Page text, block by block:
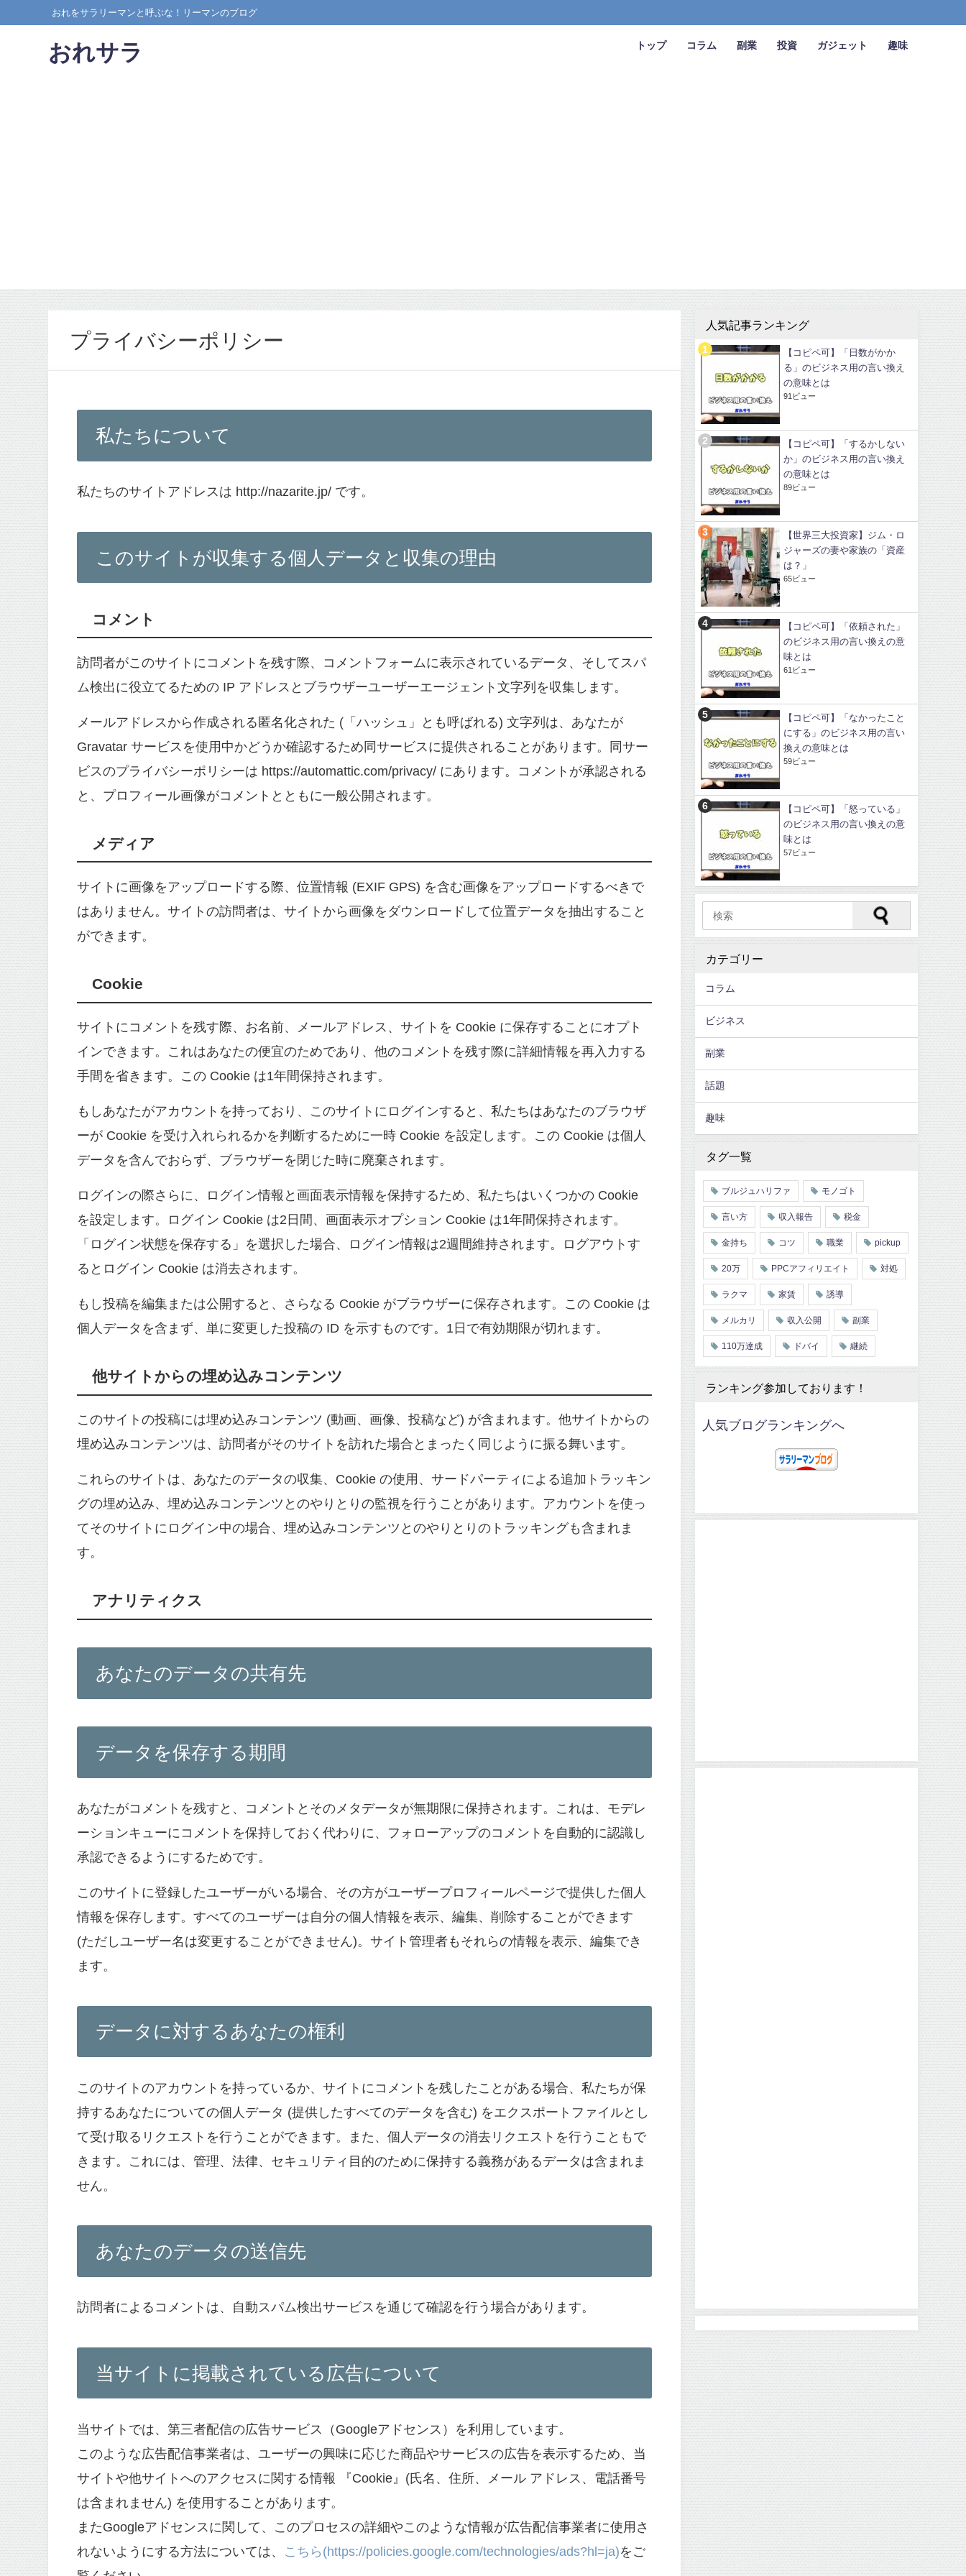
おれをサラリーマンと呼ぶな！リーマンのブログ
おれサラ トップ コラム 副業 投資 ガジェット 趣味
プライバシーポリシー
私たちについて
私たちのサイトアドレスは http://nazarite.jp/ です。
このサイトが収集する個人データと収集の理由
コメント
訪問者がこのサイトにコメントを残す際、コメントフォームに表示されているデータ、そしてスパ
ム検出に役立てるための IP アドレスとブラウザーユーザーエージェント文字列を収集します。
メールアドレスから作成される匿名化された (「ハッシュ」とも呼ばれる) 文字列は、あなたが
Gravatar サービスを使用中かどうか確認するため同サービスに提供されることがあります。同サー
ビスのプライバシーポリシーは https://automattic.com/privacy/ にあります。コメントが承認される
と、プロフィール画像がコメントとともに一般公開されます。
メディア
サイトに画像をアップロードする際、位置情報 (EXIF GPS) を含む画像をアップロードするべきで
はありません。サイトの訪問者は、サイトから画像をダウンロードして位置データを抽出すること
ができます。
Cookie
サイトにコメントを残す際、お名前、メールアドレス、サイトを Cookie に保存することにオプト
インできます。これはあなたの便宜のためであり、他のコメントを残す際に詳細情報を再入力する
手間を省きます。この Cookie は1年間保持されます。
もしあなたがアカウントを持っており、このサイトにログインすると、私たちはあなたのブラウザ
ーが Cookie を受け入れられるかを判断するために一時 Cookie を設定します。この Cookie は個人
データを含んでおらず、ブラウザーを閉じた時に廃棄されます。
ログインの際さらに、ログイン情報と画面表示情報を保持するため、私たちはいくつかの Cookie
を設定します。ログイン Cookie は2日間、画面表示オプション Cookie は1年間保持されます。
「ログイン状態を保存する」を選択した場合、ログイン情報は2週間維持されます。ログアウトす
るとログイン Cookie は消去されます。
もし投稿を編集または公開すると、さらなる Cookie がブラウザーに保存されます。この Cookie は
個人データを含まず、単に変更した投稿の ID を示すものです。1日で有効期限が切れます。
他サイトからの埋め込みコンテンツ
このサイトの投稿には埋め込みコンテンツ (動画、画像、投稿など) が含まれます。他サイトからの
埋め込みコンテンツは、訪問者がそのサイトを訪れた場合とまったく同じように振る舞います。
これらのサイトは、あなたのデータの収集、Cookie の使用、サードパーティによる追加トラッキン
グの埋め込み、埋め込みコンテンツとのやりとりの監視を行うことがあります。アカウントを使っ
てそのサイトにログイン中の場合、埋め込みコンテンツとのやりとりのトラッキングも含まれま
す。
アナリティクス
あなたのデータの共有先
データを保存する期間
あなたがコメントを残すと、コメントとそのメタデータが無期限に保持されます。これは、モデレ
ーションキューにコメントを保持しておく代わりに、フォローアップのコメントを自動的に認識し
承認できるようにするためです。
このサイトに登録したユーザーがいる場合、その方がユーザープロフィールページで提供した個人
情報を保存します。すべてのユーザーは自分の個人情報を表示、編集、削除することができます
(ただしユーザー名は変更することができません)。サイト管理者もそれらの情報を表示、編集でき
ます。
データに対するあなたの権利
このサイトのアカウントを持っているか、サイトにコメントを残したことがある場合、私たちが保
持するあなたについての個人データ (提供したすべてのデータを含む) をエクスポートファイルとし
て受け取るリクエストを行うことができます。また、個人データの消去リクエストを行うこともで
きます。これには、管理、法律、セキュリティ目的のために保持する義務があるデータは含まれま
せん。
あなたのデータの送信先
訪問者によるコメントは、自動スパム検出サービスを通じて確認を行う場合があります。
当サイトに掲載されている広告について
当サイトでは、第三者配信の広告サービス（Googleアドセンス）を利用しています。
このような広告配信事業者は、ユーザーの興味に応じた商品やサービスの広告を表示するため、当
サイトや他サイトへのアクセスに関する情報 『Cookie』(氏名、住所、メール アドレス、電話番号
は含まれません) を使用することがあります。
またGoogleアドセンスに関して、このプロセスの詳細やこのような情報が広告配信事業者に使用さ
れないようにする方法については、 こちら(https://policies.google.com/technologies/ads?hl=ja)をご
人気記事ランキング
【コピペ可】「日数がかか
る」のビジネス用の言い換え
の意味とは
91ビュー
【コピペ可】「するかしない
か」のビジネス用の言い換え
の意味とは
89ビュー
【世界三大投資家】ジム・ロ
ジャーズの妻や家族の「資産
は？」
65ビュー
【コピペ可】「依頼された」
のビジネス用の言い換えの意
味とは
61ビュー
【コピペ可】「なかったこと
にする」のビジネス用の言い
換えの意味とは
59ビュー
【コピペ可】「怒っている」
のビジネス用の言い換えの意
味とは
57ビュー
カテゴリー
コラム
ビジネス
副業
話題
趣味
タグ一覧
ブルジュハリファ モノゴト
言い方 収入報告 税金
金持ち コツ 職業 pickup
20万 PPCアフィリエイト 対処
ラクマ 家賃 誘導
メルカリ 収入公開 副業
110万達成 ドバイ 継続
ランキング参加しております！
人気ブログランキングへ